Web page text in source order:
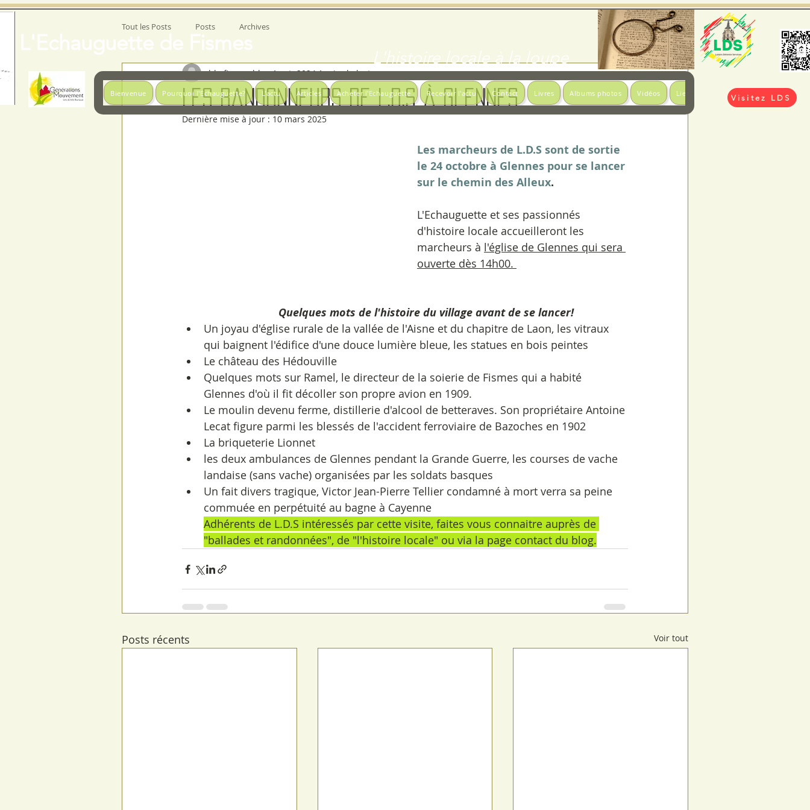
L'Echauguette de Fismes
L'histoire locale à la loupe
Bienvenue Pourquoi l'Echauguette? L'actu Articles Acheter l'Echauguette Recevoir l'actu Contact Livres Albums photos Vidéos Liens utiles
Visitez LDS
Tout les Posts Posts Archives
Les randonneurs de L.D.S à Glennes
lds-fismes-blog 1 oct. 2024 1 min de lecture
Dernière mise à jour : 10 mars 2025
Les marcheurs de L.D.S sont de sortie
le 24 octobre à Glennes pour se lancer
sur le chemin des Alleux.
L'Echauguette et ses passionnés
d'histoire locale accueilleront les
marcheurs à l'église de Glennes qui sera
ouverte dès 14h00.
Quelques mots de l'histoire du village avant de se lancer!
Un joyau d'église rurale de la vallée de l'Aisne et du chapitre de Laon, les vitraux
qui baignent l'édifice d'une douce lumière bleue, les statues en bois peintes
Le château des Hédouville
Quelques mots sur Ramel, le directeur de la soierie de Fismes qui a habité
Glennes d'où il fit décoller son propre avion en 1909.
Le moulin devenu ferme, distillerie d'alcool de betteraves. Son propriétaire Antoine
Lecat figure parmi les blessés de l'accident ferroviaire de Bazoches en 1902
La briqueterie Lionnet
les deux ambulances de Glennes pendant la Grande Guerre, les courses de vache
landaise (sans vache) organisées par les soldats basques
Un fait divers tragique, Victor Jean-Pierre Tellier condamné à mort verra sa peine
commuée en perpétuité au bagne à Cayenne
Adhérents de L.D.S intéressés par cette visite, faites vous connaitre auprès de
"ballades et randonnées", de "l'histoire locale" ou via la page contact du blog.
Posts récents Voir tout